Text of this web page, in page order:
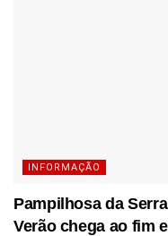
INFORMAÇÃO
Pampilhosa da
Verão chega ao fim